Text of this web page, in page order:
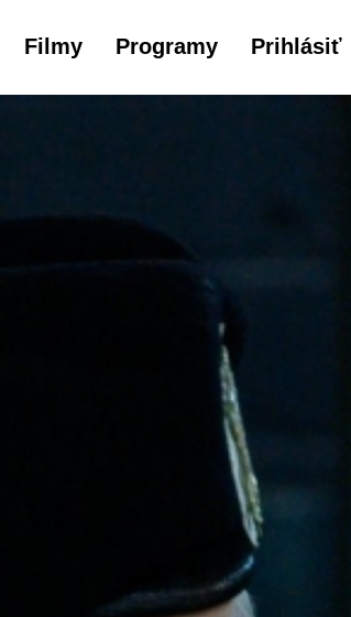
Filmy Programy Prihlásiť